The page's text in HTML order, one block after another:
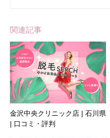
関連記事
金沢中央クリニック店 | 石川県
| 口コミ・評判